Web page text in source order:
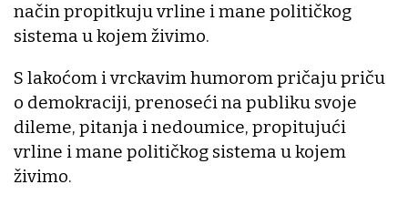
način propitkuju vrline i mane političkog
sistema u kojem živimo.
S lakoćom i vrckavim humorom pričaju priču
o demokraciji, prenoseći na publiku svoje
dileme, pitanja i nedoumice, propitujući
vrline i mane političkog sistema u kojem
živimo.